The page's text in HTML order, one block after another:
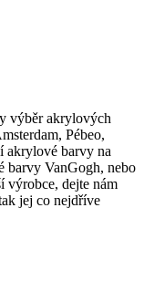
výběr akrylových
Pébeo,
akrylové barvy na
barvy VanGogh, nebo
výrobce, dejte nám
jej co nejdříve